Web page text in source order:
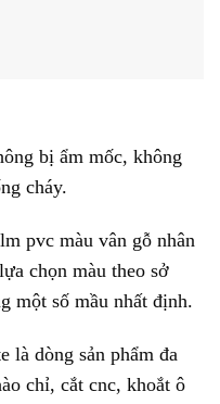
bị ẩm mốc, không
cháy.
pvc màu vân gỗ nhân
chọn màu theo sở
một số mầu nhất định.
là dòng sản phẩm đa
chỉ, cắt cnc, khoắt ô